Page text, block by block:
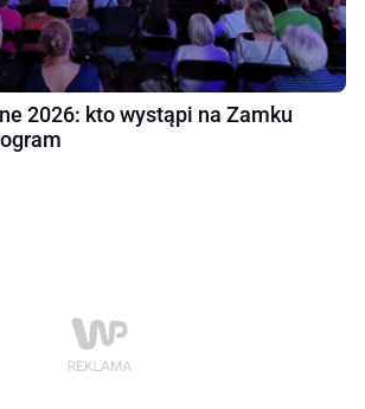
2026: kto wystąpi na Zamku